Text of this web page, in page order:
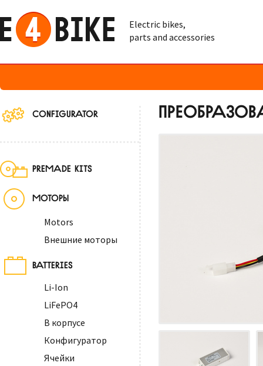
Electric bikes,
parts and accessories
CONFIGURATOR
PREMADE KITS
МОТОРЫ
Motors
Внешние моторы
BATTERIES
Li-Ion
LiFePO4
В корпусе
Конфигуратор
Ячейки